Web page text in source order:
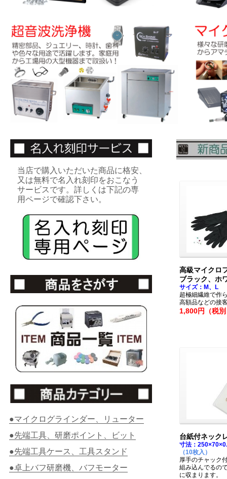
高級マイクロ
ブラック、ホ
サイズ：M、L
超極細繊維で作
高額品などの接
1,800円（税
台紙付ネック
寸法：
（10枚入）
厚手のチャック
組み込んでるの
に収まります。
当店で購入いただいた商品に格安、
又は無料で名入れ刻印をおこなう
サービスです。詳しくは下記の専
用ページで確認下さい。
●マイクログラインダー、リューター
●先端工具、研磨ポイント、ビット
●先端工具ケース、工具スタンド
●卓上バフ研磨機、バフモーター